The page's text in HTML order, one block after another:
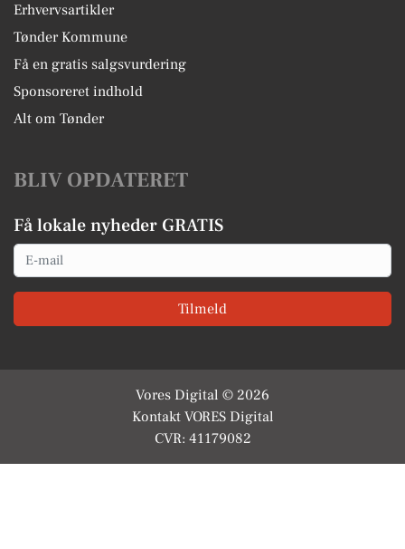
Erhvervsartikler
Tønder Kommune
Få en gratis salgsvurdering
Sponsoreret indhold
Alt om Tønder
BLIV OPDATERET
Få lokale nyheder GRATIS
Email
Tilmeld
Vores Digital © 2026
Kontakt VORES Digital
CVR: 41179082